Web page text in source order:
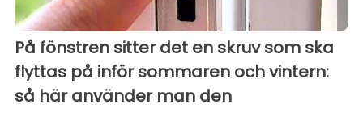
På fönstren sitter det en skruv som ska
flyttas på inför sommaren och vintern:
så här använder man den